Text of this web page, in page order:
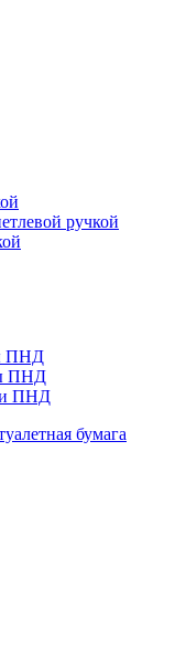
ручкой
ПНД
ПНД
ПНД
бумага